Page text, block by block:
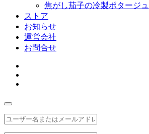
焦がし茄子の冷製ポタージュ
ストア
お知らせ
運営会社
お問合せ